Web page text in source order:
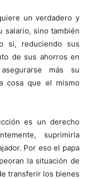
un verdadero y
salario, sino también
si, reduciendo sus
de sus ahorros en
más su
cosa que el mismo
es un derecho
suprimirla
Por eso el papa
la situación de
transferir los bienes